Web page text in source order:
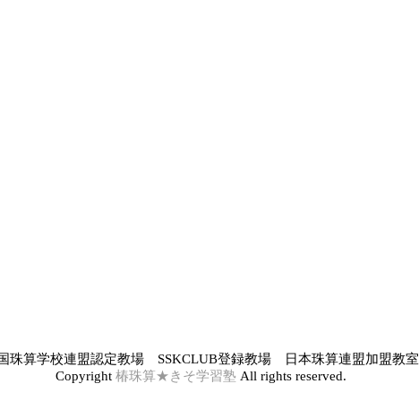
珠算学校連盟認定教場 SSKCLUB登録教場 日本珠算連盟加盟教室
Copyright 椿珠算★きそ学習塾 All rights reserved.